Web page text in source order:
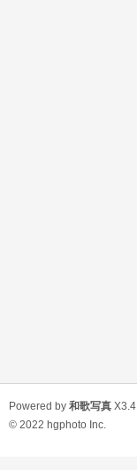
Powered by 和歌写真 X3.4
© 2022 hgphoto Inc.